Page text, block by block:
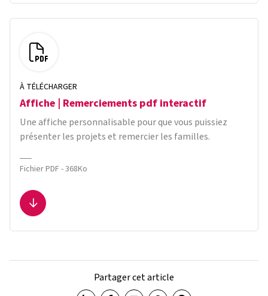
À TÉLÉCHARGER
Affiche | Remerciements pdf interactif
Une affiche personnalisable pour que vous puissiez
présenter les projets et remercier les familles.
Fichier PDF - 368Ko
Télécharger le fichier
Partager cet article